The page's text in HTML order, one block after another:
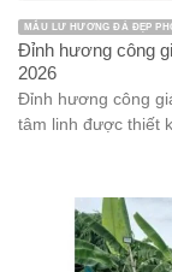
MẪU LƯ HƯƠNG ĐÁ ĐẸP
Đỉnh hương công
2026
Đỉnh hương công
tâm linh được thiết